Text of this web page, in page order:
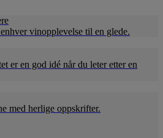
vinopplevelse til en glede.
er en god idé når du leter etter en
med herlige oppskrifter.